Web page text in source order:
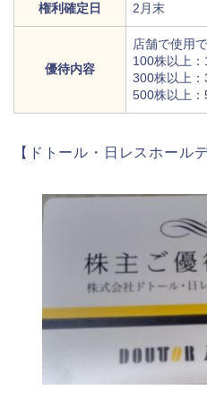
権利確定日 2月末
優待内容
店舗で使用
100株以上
300株以上
500株以上
【ドトール・日レスホール